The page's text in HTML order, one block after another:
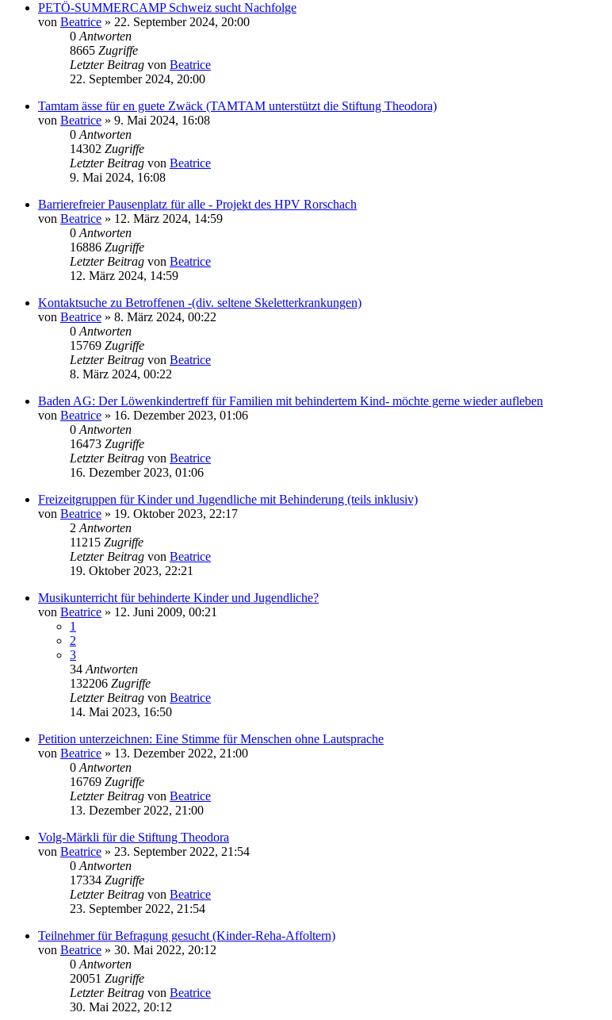
PETÖ-SUMMERCAMP Schweiz sucht Nachfolge
von Beatrice » 22. September 2024, 20:00
0 Antworten
8665 Zugriffe
Letzter Beitrag von Beatrice
22. September 2024, 20:00
Tamtam ässe für en guete Zwäck (TAMTAM unterstützt die Stiftung Theodora)
von Beatrice » 9. Mai 2024, 16:08
0 Antworten
14302 Zugriffe
Letzter Beitrag von Beatrice
9. Mai 2024, 16:08
Barrierefreier Pausenplatz für alle - Projekt des HPV Rorschach
von Beatrice » 12. März 2024, 14:59
0 Antworten
16886 Zugriffe
Letzter Beitrag von Beatrice
12. März 2024, 14:59
Kontaktsuche zu Betroffenen -(div. seltene Skeletterkrankungen)
von Beatrice » 8. März 2024, 00:22
0 Antworten
15769 Zugriffe
Letzter Beitrag von Beatrice
8. März 2024, 00:22
Baden AG: Der Löwenkindertreff für Familien mit behindertem Kind- möchte gerne wieder aufleben
von Beatrice » 16. Dezember 2023, 01:06
0 Antworten
16473 Zugriffe
Letzter Beitrag von Beatrice
16. Dezember 2023, 01:06
Freizeitgruppen für Kinder und Jugendliche mit Behinderung (teils inklusiv)
von Beatrice » 19. Oktober 2023, 22:17
2 Antworten
11215 Zugriffe
Letzter Beitrag von Beatrice
19. Oktober 2023, 22:21
Musikunterricht für behinderte Kinder und Jugendliche?
von Beatrice » 12. Juni 2009, 00:21
1
2
3
34 Antworten
132206 Zugriffe
Letzter Beitrag von Beatrice
14. Mai 2023, 16:50
Petition unterzeichnen: Eine Stimme für Menschen ohne Lautsprache
von Beatrice » 13. Dezember 2022, 21:00
0 Antworten
16769 Zugriffe
Letzter Beitrag von Beatrice
13. Dezember 2022, 21:00
Volg-Märkli für die Stiftung Theodora
von Beatrice » 23. September 2022, 21:54
0 Antworten
17334 Zugriffe
Letzter Beitrag von Beatrice
23. September 2022, 21:54
Teilnehmer für Befragung gesucht (Kinder-Reha-Affoltern)
von Beatrice » 30. Mai 2022, 20:12
0 Antworten
20051 Zugriffe
Letzter Beitrag von Beatrice
30. Mai 2022, 20:12